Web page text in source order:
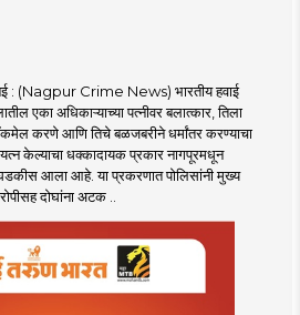
: (Nagpur Crime News) भारतीय हवाई
एका अधिकाऱ्याच्या पत्नीवर बलात्कार, तिला
करणे आणि तिचे बळजबरीने धर्मांतर करण्याचा
केल्याचा धक्कादायक प्रकार नागपूरमधून
आला आहे. या प्रकरणात पोलिसांनी मुख्य
दोघांना अटक ..